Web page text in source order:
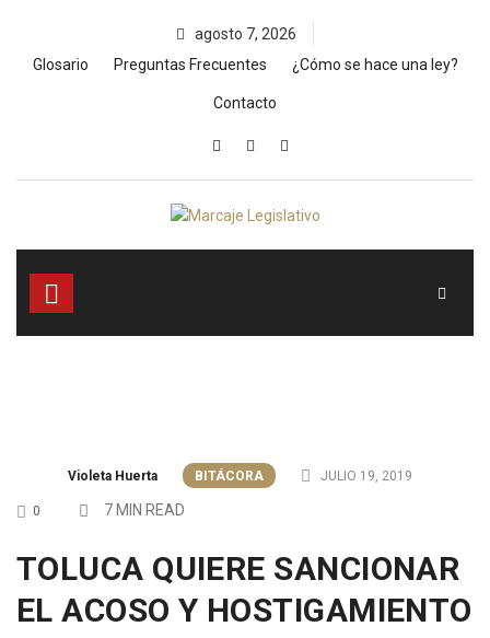
content
agosto 7, 2026
Glosario
Preguntas Frecuentes ¿Cómo se hace una ley?
Contacto
Violeta Huerta BITÁCORA JULIO 19, 2019
0 7 MIN READ
TOLUCA QUIERE SANCIONAR
EL ACOSO Y HOSTIGAMIENTO